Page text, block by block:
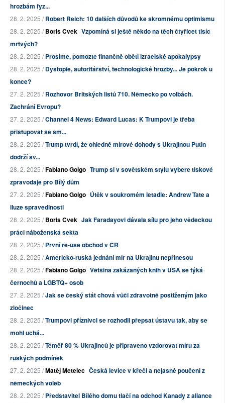
hrozbám fyz...
28. 2. 2025 /Robert Reich: 10 dalších důvodů ke skromnému optimismu
28. 2. 2025 /Boris Cvek Vzpomíná si ještě někdo na těch čtyřicet tisíc
mrtvých?
28. 2. 2025 /Prosíme, pomozte finančně oběti izraelské apokalypsy
28. 2. 2025 /Dystopie, autoritářství, technologické hrozby... Je pokrok u
konce?
27. 2. 2025 /Rozhovor Britských listů 710. Německo po volbách.
Zachrání Evropu?
27. 2. 2025 /Channel 4 News: Edward Lucas: K Trumpovi je třeba
přistupovat se sm...
28. 2. 2025 /Trump tvrdí, že ohledně mírové dohody s Ukrajinou Putin
dodrží sv...
28. 2. 2025 /Fabiano Golgo Trump si v sovětském stylu vybere tiskové
zpravodaje pro Bílý dům
27. 2. 2025 /Fabiano Golgo Útěk v soukromém letadle: Andrew Tate a
iluze spravedlnosti
28. 2. 2025 /Boris Cvek Jak Faradayovi dávala sílu pro jeho vědeckou
práci náboženská sekta
28. 2. 2025 /První re-use obchod v ČR
28. 2. 2025 /Americko-ruská jednání mír na Ukrajinu nepřinesou
28. 2. 2025 /Fabiano Golgo Většina zakázaných knih v USA se týká
černochů a LGBTQ+ osob
27. 2. 2025 /Jak se český stát chová vůči zdravotně postiženým jako
zločinec
28. 2. 2025 /Trumpovi příznivci se rozhodli přepsat ústavu tak, aby se
mohl uchá...
28. 2. 2025 /Téměř 80 % Ukrajinců je připraveno vzdorovat míru za
ruských podmínek
27. 2. 2025 /Matěj Metelec Česká levice v křeči a nejasné poučení z
německých voleb
28. 2. 2025 /Představitel Bílého domu tlačí na odchod Kanady z aliance